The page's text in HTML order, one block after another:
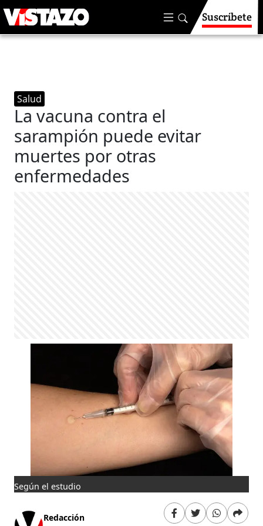
Suscríbete
Salud
La vacuna contra el
sarampión puede evitar
muertes por otras
enfermedades
Según el estudio
Redacción